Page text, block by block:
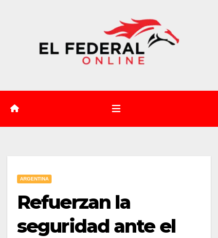
ARGENTINA
Refuerzan la
seguridad ante el